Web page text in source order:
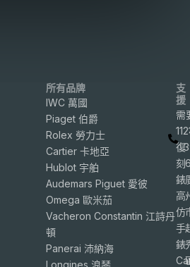
所有品牌
IWC 萬國
Piaget 伯爵
Rolex 勞力士
Cartier 卡地亞
Hublot 宇舶
Audemars Piguet 愛彼
Omega 歐米茄
Vacheron Constantin 江詩丹
頓
Panerai 沛納海
Longines 浪琴
支
援
需
復
刻
錶
高
仿
手
錶